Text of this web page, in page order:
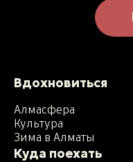
Вдохновиться
Алмасфера
Культура
Зима в Алматы
Куда поехать